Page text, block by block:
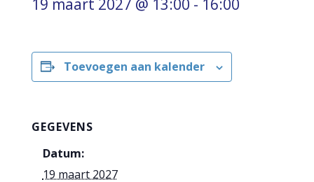
19 maart 2027 @ 13:00 - 16:00
Toevoegen aan kalender
GEGEVENS
Datum:
19 maart 2027